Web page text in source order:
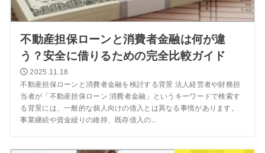
不動産担保ローンと消費者金融は何が違
う？安全に借りるための完全比較ガイド
2025.11.18
不動産担保ローンと消費者金融を検討する背景 法人経営者や財務担
当者が「不動産担保ローン 消費者金融」というキーワードで検索す
る背景には、一般的な個人向けの借入とは異なる事情があります。
事業継続や資金繰りの維持、既存借入の...